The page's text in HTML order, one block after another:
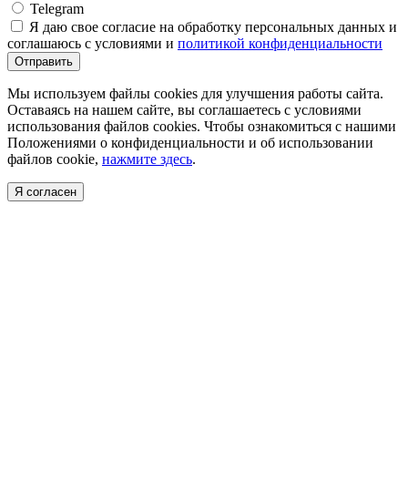
Telegram
Я даю свое согласие на обработку персональных данных и
соглашаюсь с условиями и политикой конфиденциальности
Отправить
Мы используем файлы cookies для улучшения работы сайта.
Оставаясь на нашем сайте, вы соглашаетесь с условиями
использования файлов cookies. Чтобы ознакомиться с нашими
Положениями о конфиденциальности и об использовании
файлов cookie, нажмите здесь.
Я согласен